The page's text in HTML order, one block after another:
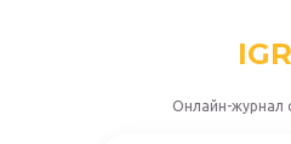
Онлайн-журнал